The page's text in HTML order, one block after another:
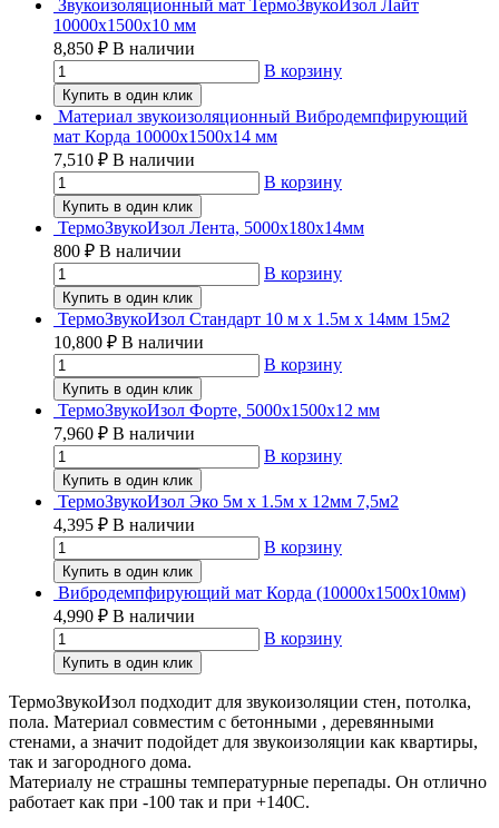
Звукоизоляционный мат ТермоЗвукоИзол Лайт
10000х1500х10 мм
8,850 ₽ В наличии
В корзину
Купить в один клик
Материал звукоизоляционный Вибродемпфирующий
мат Корда 10000х1500х14 мм
7,510 ₽ В наличии
В корзину
Купить в один клик
ТермоЗвукоИзол Лента, 5000х180х14мм
800 ₽ В наличии
В корзину
Купить в один клик
ТермоЗвукоИзол Стандарт 10 м х 1.5м х 14мм 15м2
10,800 ₽ В наличии
В корзину
Купить в один клик
ТермоЗвукоИзол Форте, 5000х1500х12 мм
7,960 ₽ В наличии
В корзину
Купить в один клик
ТермоЗвукоИзол Эко 5м х 1.5м х 12мм 7,5м2
4,395 ₽ В наличии
В корзину
Купить в один клик
Вибродемпфирующий мат Корда (10000х1500х10мм)
4,990 ₽ В наличии
В корзину
Купить в один клик
ТермоЗвукоИзол подходит для звукоизоляции стен, потолка,
пола. Материал совместим с бетонными , деревянными
стенами, а значит подойдет для звукоизоляции как квартиры,
так и загородного дома.
Материалу не страшны температурные перепады. Он отлично
работает как при -100 так и при +140С.